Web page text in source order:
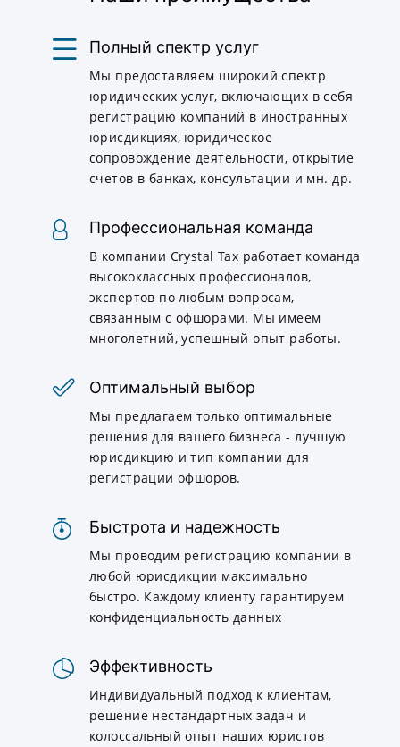
Полный спектр услуг
Мы предоставляем широкий спектр
юридических услуг, включающих в себя
регистрацию компаний в иностранных
юрисдикциях, юридическое
сопровождение деятельности, открытие
счетов в банках, консультации и мн. др.
Профессиональная команда
В компании Crystal Tax работает команда
высококлассных профессионалов,
экспертов по любым вопросам,
связанным с офшорами. Мы имеем
многолетний, успешный опыт работы.
Оптимальный выбор
Мы предлагаем только оптимальные
решения для вашего бизнеса - лучшую
юрисдикцию и тип компании для
регистрации офшоров.
Быстрота и надежность
Мы проводим регистрацию компании в
любой юрисдикции максимально
быстро. Каждому клиенту гарантируем
конфиденциальность данных
Эффективность
Индивидуальный подход к клиентам,
решение нестандартных задач и
колоссальный опыт наших юристов